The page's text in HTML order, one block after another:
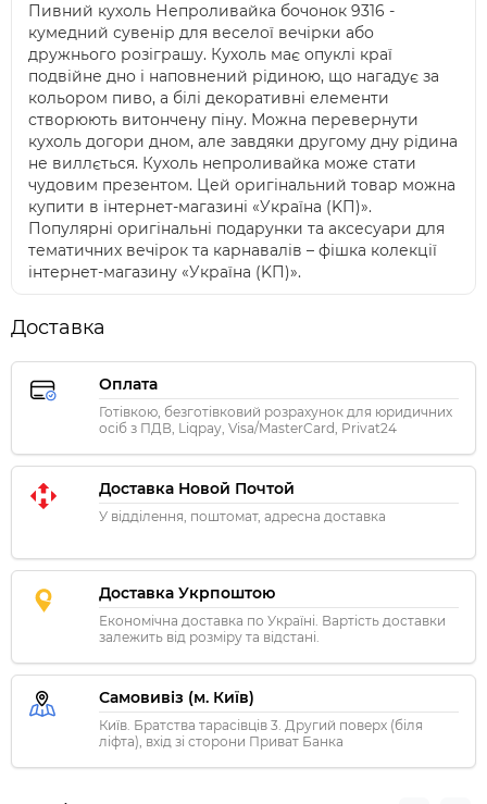
Пивний кухоль Непроливайка бочонок 9316 -
кумедний сувенір для веселої вечірки або
дружнього розіграшу. Кухоль має опуклі краї
подвійне дно і наповнений рідиною, що нагадує за
кольором пиво, а білі декоративні елементи
створюють витончену піну. Можна перевернути
кухоль догори дном, але завдяки другому дну рідина
не виллється. Кухоль непроливайка може стати
чудовим презентом. Цей оригінальний товар можна
купити в інтернет-магазині «Україна (KП)».
Популярні оригінальні подарунки та аксесуари для
тематичних вечірок та карнавалів – фішка колекції
інтернет-магазину «Україна (KП)».
Доставка
Оплата
Готівкою, безготівковий розрахунок для юридичних
осіб з ПДВ, Liqpay, Visa/MasterCard, Privat24
Доставка Новой Почтой
У відділення, поштомат, адресна доставка
Доставка Укрпоштою
Економічна доставка по Україні. Вартість доставки
залежить від розміру та відстані.
Самовивіз (м. Київ)
Київ. Братства тарасівців 3. Другий поверх (біля
ліфта), вхід зі сторони Приват Банка